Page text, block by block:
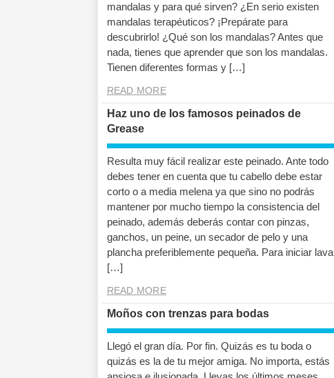
mandalas y para qué sirven? ¿En serio existen
mandalas terapéuticos? ¡Prepárate para
descubrirlo! ¿Qué son los mandalas? Antes que
nada, tienes que aprender que son los mandalas.
Tienen diferentes formas y […]
READ MORE
Haz uno de los famosos peinados de
Grease
Resulta muy fácil realizar este peinado. Ante todo
debes tener en cuenta que tu cabello debe estar
corto o a media melena ya que sino no podrás
mantener por mucho tiempo la consistencia del
peinado, además deberás contar con pinzas,
ganchos, un peine, un secador de pelo y una
plancha preferiblemente pequeña. Para iniciar lava
[…]
READ MORE
Moños con trenzas para bodas
Llegó el gran día. Por fin. Quizás es tu boda o
quizás es la de tu mejor amiga. No importa, estás